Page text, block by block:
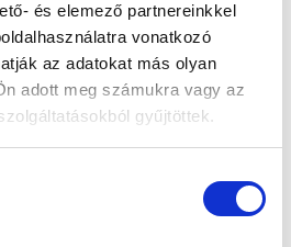
és elemező partnereinkkel
vonatkozó
az adatokat más olyan
adott meg számukra vagy az
gyűjtöttek.
Ft
ára: 18 890 Ft